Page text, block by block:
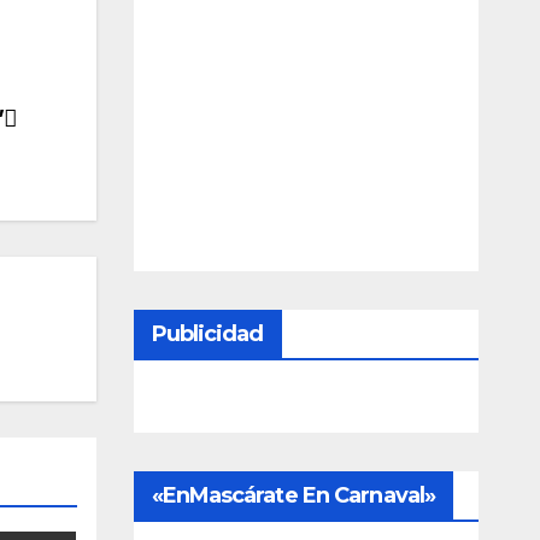
Publicidad
«EnMascárate En Carnaval»